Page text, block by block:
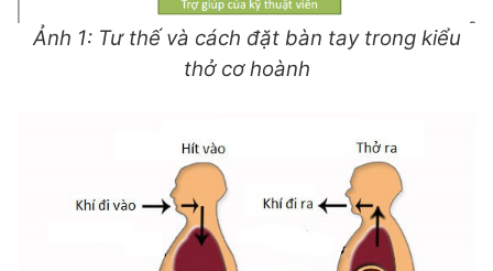
Ảnh 1: Tư thế và cách đặt bàn tay trong kiểu
thở cơ hoành